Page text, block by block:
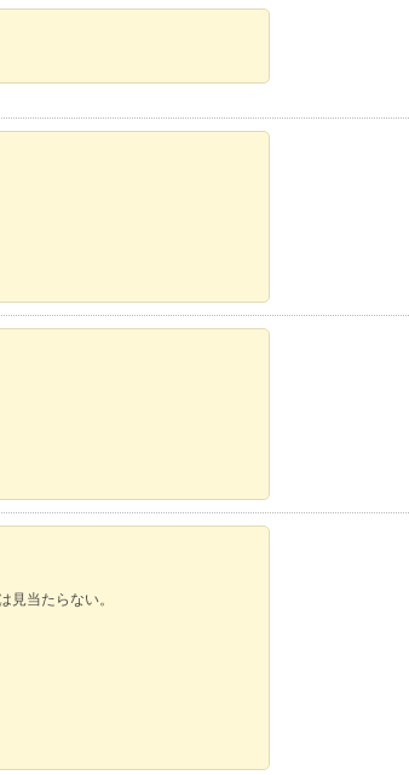
見当たらない。